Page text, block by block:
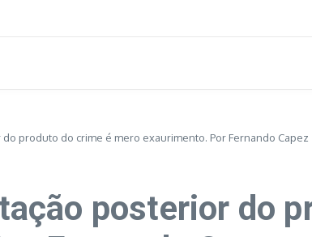
produto do crime é mero exaurimento. Por Fernando Capez
posterior do